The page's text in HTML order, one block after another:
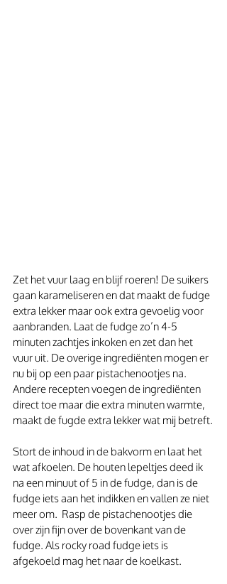
Zet het vuur laag en blijf roeren! De suikers
gaan karameliseren en dat maakt de fudge
extra lekker maar ook extra gevoelig voor
aanbranden. Laat de fudge zo’n 4-5
minuten zachtjes inkoken en zet dan het
vuur uit. De overige ingrediënten mogen er
nu bij op een paar pistachenootjes na.
Andere recepten voegen de ingrediënten
direct toe maar die extra minuten warmte,
maakt de fugde extra lekker wat mij betreft.
Stort de inhoud in de bakvorm en laat het
wat afkoelen. De houten lepeltjes deed ik
na een minuut of 5 in de fudge, dan is de
fudge iets aan het indikken en vallen ze niet
meer om.  Rasp de pistachenootjes die
over zijn fijn over de bovenkant van de
fudge. Als rocky road fudge iets is
afgekoeld mag het naar de koelkast.